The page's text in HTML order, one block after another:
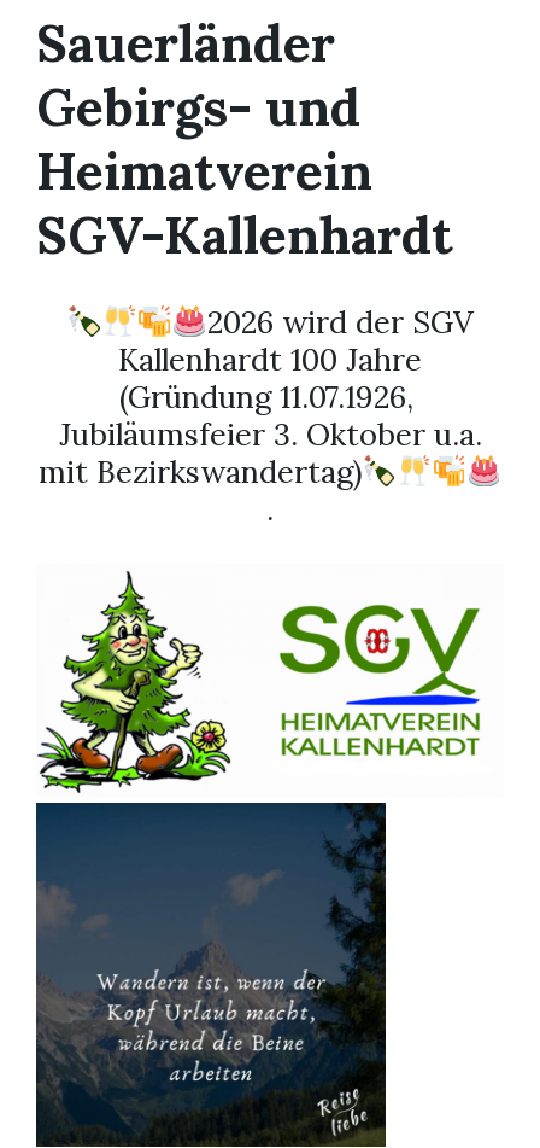
Sauerländer
Gebirgs- und
Heimatverein
SGV-Kallenhardt
2026 wird der SGV
Kallenhardt 100 Jahre
(Gründung 11.07.1926,
Jubiläumsfeier 3. Oktober u.a.
mit Bezirkswandertag)
.